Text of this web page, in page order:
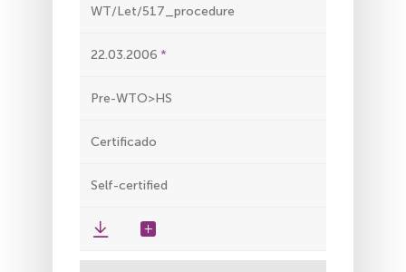
WT/Let/517_procedure
22.03.2006
Pre-WTO>HS
Certificado
Self-certified